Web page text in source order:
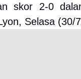
skor 2-0
Selasa (30/